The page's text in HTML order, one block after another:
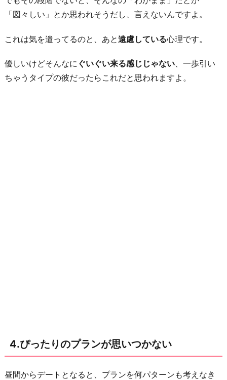
と
あ
6.
デ
「図々しい」とか思われそうだし、言えないんですよ。
これは気を遣ってるのと、あと遠慮している心理です。
優しいけどそんなに ぐいぐい来る感じじゃない、一歩引い
ちゃうタイプの彼だったらこれだと思われますよ。
4.ぴったりのプランが思いつかない
昼間からデートとなると、プランを何パターンも考えなき